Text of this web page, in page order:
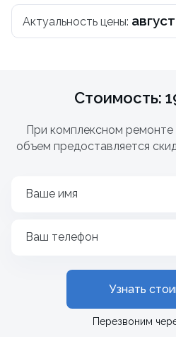
Актуальность цены:
Стоимость:
При комплексном ремонте
объем предоставляется
Ваше имя
Ваш телефон
Узнать
Перезвоним